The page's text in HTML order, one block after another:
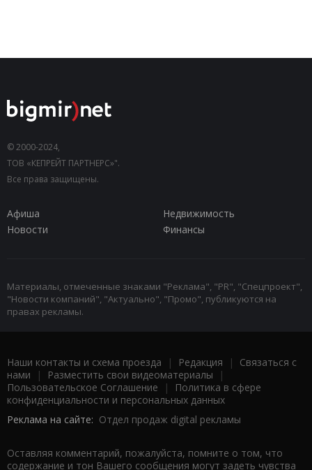
© 2000-2024,
ТОВ «КЕПРЕЙТ ПАРТНЕРС»".
Все права защищены.
Афиша
Недвижимость
Новости
Финансы
Материалы, отмеченные знаками "Реклама", "PR", "Спецпроект",
"Новости компаний", "Актуально", "Промо", публикуются на
правах рекламы.
Наши контакты и схема проезда | Редакция | Связаться с
нами | Разместить свои видеоматериалы |
Пользовательское Соглашение |
Политика в сфере
конфиденциальности и персональных данных
Реклама на сайте: Отдел продаж digital рекламы
Оставляя комментарий, пожалуйста, помните о том, что
содержание и тон Вашего сообщения могут задеть чувства